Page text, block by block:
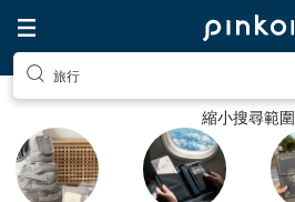
旅行
縮小搜尋範圍